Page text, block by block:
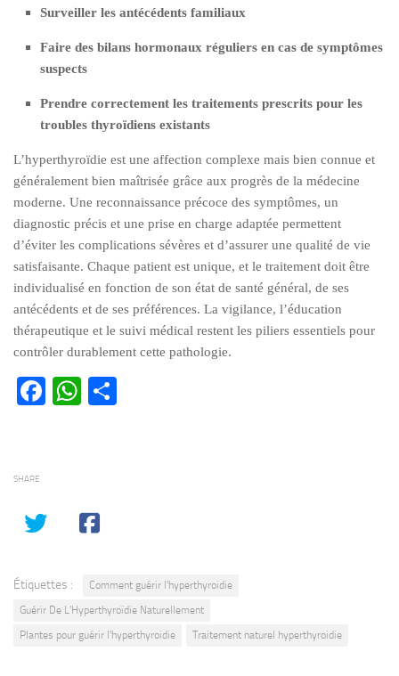
Surveiller les antécédents familiaux
Faire des bilans hormonaux réguliers en cas de symptômes
suspects
Prendre correctement les traitements prescrits pour les
troubles thyroïdiens existants
L’hyperthyroïdie est une affection complexe mais bien connue et
généralement bien maîtrisée grâce aux progrès de la médecine
moderne. Une reconnaissance précoce des symptômes, un
diagnostic précis et une prise en charge adaptée permettent
d’éviter les complications sévères et d’assurer une qualité de vie
satisfaisante. Chaque patient est unique, et le traitement doit être
individualisé en fonction de son état de santé général, de ses
antécédents et de ses préférences. La vigilance, l’éducation
thérapeutique et le suivi médical restent les piliers essentiels pour
contrôler durablement cette pathologie.
Facebook
WhatsApp
SHARE
Étiquettes :
Comment guérir l'hyperthyroidie
Guérir De L'Hyperthyroïdie Naturellement
Plantes pour guérir l'hyperthyroidie
Traitement naturel hyperthyroidie